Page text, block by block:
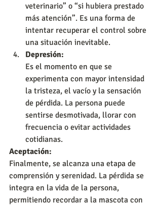
veterinario” o “si hubiera prestado
más atención”. Es una forma de
intentar recuperar el control sobre
una situación inevitable.
Depresión:
Es el momento en que se
experimenta con mayor intensidad
la tristeza, el vacío y la sensación
de pérdida. La persona puede
sentirse desmotivada, llorar con
frecuencia o evitar actividades
cotidianas.
Aceptación:
Finalmente, se alcanza una etapa de
comprensión y serenidad. La pérdida se
integra en la vida de la persona,
permitiendo recordar a la mascota con